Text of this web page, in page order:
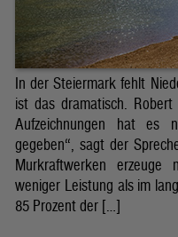
In der Steiermark fehlt
ist das dramatisch.
Aufzeichnungen hat es
gegeben“, sagt der
Murkraftwerken
weniger Leistung als im
85 Prozent der […]